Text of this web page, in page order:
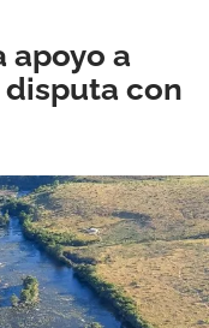
apoyo a
con